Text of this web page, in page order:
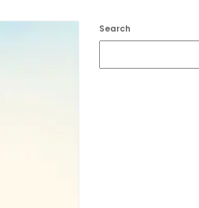
Search